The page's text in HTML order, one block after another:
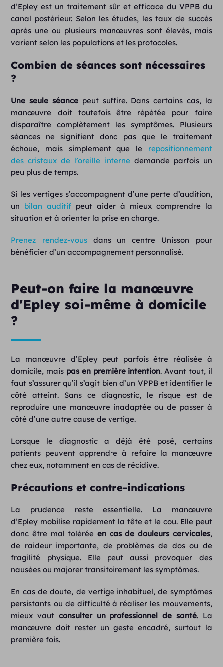
d’Epley est un traitement sûr et efficace du VPPB du
canal postérieur. Selon les études, les taux de succès
après une ou plusieurs manœuvres sont élevés, mais
varient selon les populations et les protocoles.
Combien de séances sont nécessaires
?
Une seule séancepeut suffire. Dans certains cas, la
manœuvre doit toutefois être répétée pour faire
disparaître complètement les symptômes. Plusieurs
séances ne signifient donc pas que le traitement
échoue, mais simplement que le repositionnement
des cristaux de l’oreille internedemande parfois un
peu plus de temps.
Si les vertiges s’accompagnent d’une perte d’audition,
un bilan auditif peut aider à mieux comprendre la
situation et à orienter la prise en charge.
Prenez rendez-vousdans un centre Unisson pour
bénéficier d’un accompagnement personnalisé.
Peut-on faire la manœuvre
d'Epley soi-même à domicile
?
La manœuvre d’Epley peut parfois être réalisée à
domicile, mais pas en première intention. Avant tout, il
faut s’assurer qu’il s’agit bien d’un VPPB et identifier le
côté atteint. Sans ce diagnostic, le risque est de
reproduire une manœuvre inadaptée ou de passer à
côté d’une autre cause de vertige.
Lorsque le diagnostic a déjà été posé, certains
patients peuvent apprendre à refaire la manœuvre
chez eux, notamment en cas de récidive.
Précautions et contre-indications
La prudence reste essentielle. La manœuvre
d’Epley mobilise rapidement la tête et le cou. Elle peut
donc être mal tolérée en cas de douleurs cervicales,
de raideur importante, de problèmes de dos ou de
fragilité physique. Elle peut aussi provoquer des
nausées ou majorer transitoirement les symptômes.
En cas de doute, de vertige inhabituel, de symptômes
persistants ou de difficulté à réaliser les mouvements,
mieux vaut consulter un professionnel de santé. La
manœuvre doit rester un geste encadré, surtout la
première fois.